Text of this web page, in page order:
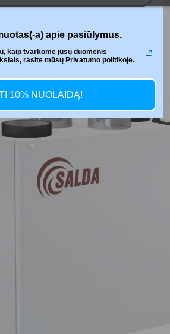
a) apie pasiūlymus.
kaip tvarkome jūsų duomenis
rasite mūsų Privatumo politikoje.
10% NUOLAIDĄ!